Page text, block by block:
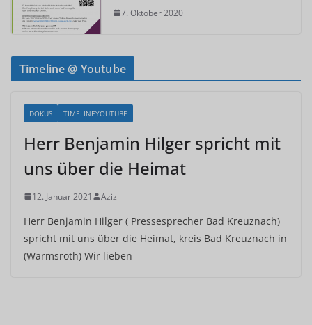
7. Oktober 2020
Timeline @ Youtube
DOKUS TIMELINEYOUTUBE
Herr Benjamin Hilger spricht mit
uns über die Heimat
12. Januar 2021 Aziz
Herr Benjamin Hilger ( Pressesprecher Bad Kreuznach)
spricht mit uns über die Heimat, kreis Bad Kreuznach in
(Warmsroth) Wir lieben